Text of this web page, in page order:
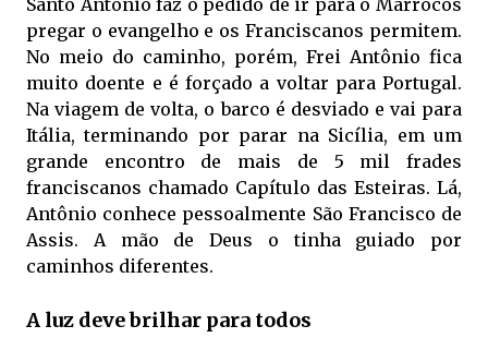
Santo Antonio faz o pedido de ir para o Marrocos
pregar o evangelho e os Franciscanos permitem.
No meio do caminho, porém, Frei Antônio fica
muito doente e é forçado a voltar para Portugal.
Na viagem de volta, o barco é desviado e vai para
Itália, terminando por parar na Sicília, em um
grande encontro de mais de 5 mil frades
franciscanos chamado Capítulo das Esteiras. Lá,
Antônio conhece pessoalmente São Francisco de
Assis. A mão de Deus o tinha guiado por
caminhos diferentes.
A luz deve brilhar para todos